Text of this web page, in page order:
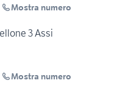
Mostra numero
3 Assi
Mostra numero